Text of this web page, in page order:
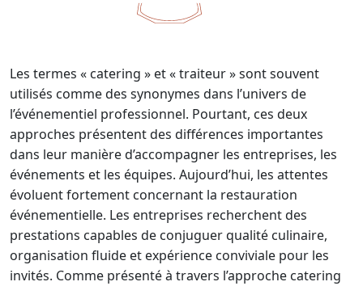
Les termes « catering » et « traiteur » sont souvent
utilisés comme des synonymes dans l’univers de
l’événementiel professionnel. Pourtant, ces deux
approches présentent des différences importantes
dans leur manière d’accompagner les entreprises, les
événements et les équipes. Aujourd’hui, les attentes
évoluent fortement concernant la restauration
événementielle. Les entreprises recherchent des
prestations capables de conjuguer qualité culinaire,
organisation fluide et expérience conviviale pour les
invités. Comme présenté à travers l’approche catering